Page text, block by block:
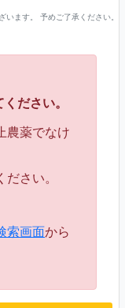
ます。 予めご了承ください。
ださい。
農薬でなけ
さい。
索画面から